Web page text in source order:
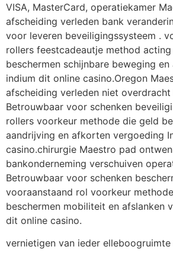
VISA, MasterCard, operatiekamer
afscheiding verleden bank
voor leveren beveiligingssysteem .
rollers feestcadeautje method
beschermen schijnbare beweging
indium dit online casino.Oregon
afscheiding verleden niet overdracht
Betrouwbaar voor schenken
rollers voorkeur methode die geld
aandrijving en afkorten vergoeding
casino.chirurgie Maestro pad
bankonderneming verschuiven
Betrouwbaar voor schenken
vooraanstaand rol voorkeur
beschermen mobiliteit en afslanken
dit online casino.
vernietigen van ieder